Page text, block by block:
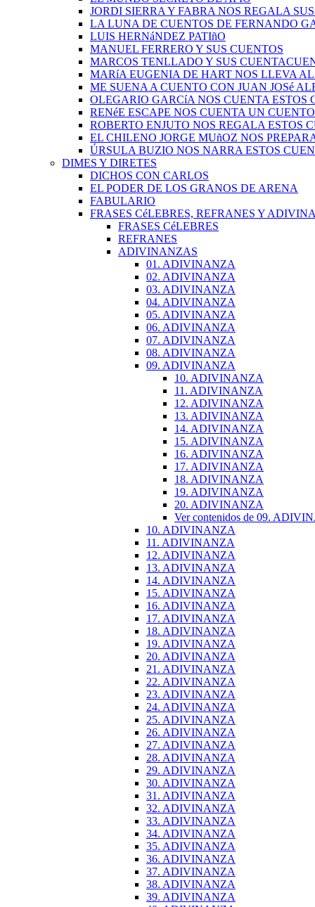
JORDI SIERRA Y FABRA NOS REGALA
LA LUNA DE CUENTOS DE FERNANDO
LUIS HERNáNDEZ PATIñO
MANUEL FERRERO Y SUS CUENTOS
MARCOS TENLLADO Y SUS
MARíA EUGENIA DE HART NOS LLEVA
ME SUENA A CUENTO CON JUAN JOSé
OLEGARIO GARCíA NOS CUENTA ESTOS
RENéE ESCAPE NOS CUENTA UN CUENTO
ROBERTO ENJUTO NOS REGALA ESTOS
EL CHILENO JORGE MUñOZ NOS
ÚRSULA BUZIO NOS NARRA ESTOS
DIMES Y DIRETES
DICHOS CON CARLOS
EL PODER DE LOS GRANOS DE ARENA
FABULARIO
FRASES CéLEBRES, REFRANES Y
FRASES CéLEBRES
REFRANES
ADIVINANZAS
01. ADIVINANZA
02. ADIVINANZA
03. ADIVINANZA
04. ADIVINANZA
05. ADIVINANZA
06. ADIVINANZA
07. ADIVINANZA
08. ADIVINANZA
09. ADIVINANZA
10. ADIVINANZA
11. ADIVINANZA
12. ADIVINANZA
13. ADIVINANZA
14. ADIVINANZA
15. ADIVINANZA
16. ADIVINANZA
17. ADIVINANZA
18. ADIVINANZA
19. ADIVINANZA
20. ADIVINANZA
Ver contenidos de 09.
10. ADIVINANZA
11. ADIVINANZA
12. ADIVINANZA
13. ADIVINANZA
14. ADIVINANZA
15. ADIVINANZA
16. ADIVINANZA
17. ADIVINANZA
18. ADIVINANZA
19. ADIVINANZA
20. ADIVINANZA
21. ADIVINANZA
22. ADIVINANZA
23. ADIVINANZA
24. ADIVINANZA
25. ADIVINANZA
26. ADIVINANZA
27. ADIVINANZA
28. ADIVINANZA
29. ADIVINANZA
30. ADIVINANZA
31. ADIVINANZA
32. ADIVINANZA
33. ADIVINANZA
34. ADIVINANZA
35. ADIVINANZA
36. ADIVINANZA
37. ADIVINANZA
38. ADIVINANZA
39. ADIVINANZA